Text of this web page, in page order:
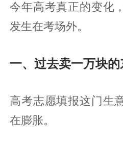
今年高考真正的变化
发生在考场外。
一、过去卖一万块
高考志愿填报这门生
在膨胀。